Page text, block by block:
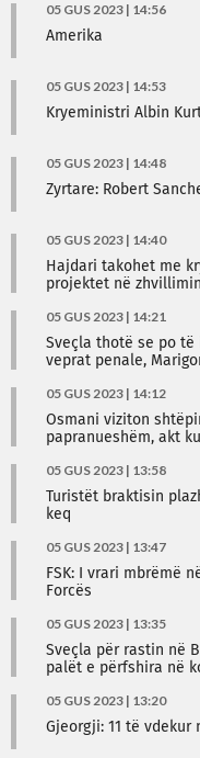
05 GUS 2023 | 14:56
Amerika
05 GUS 2023 | 14:53
Kryeministri Albin
05 GUS 2023 | 14:48
Zyrtare: Robert
05 GUS 2023 | 14:40
Hajdari takohet me
projektet në
05 GUS 2023 | 14:21
Sveçla thotë se po të
veprat penale,
05 GUS 2023 | 14:12
Osmani viziton
papranueshëm, akt
05 GUS 2023 | 13:58
Turistët braktisin
keq
05 GUS 2023 | 13:47
FSK: I vrari mbrëmë
Forcës
05 GUS 2023 | 13:35
Sveçla për rastin në
palët e përfshira në
05 GUS 2023 | 13:20
Gjeorgji: 11 të vdekur